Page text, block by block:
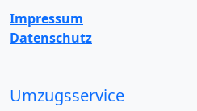
Impressum
Datenschutz
Umzugsservice